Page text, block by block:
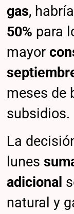
gas, habría
50% para
mayor
meses de
subsidios.
La
lunes
adicional
natural y